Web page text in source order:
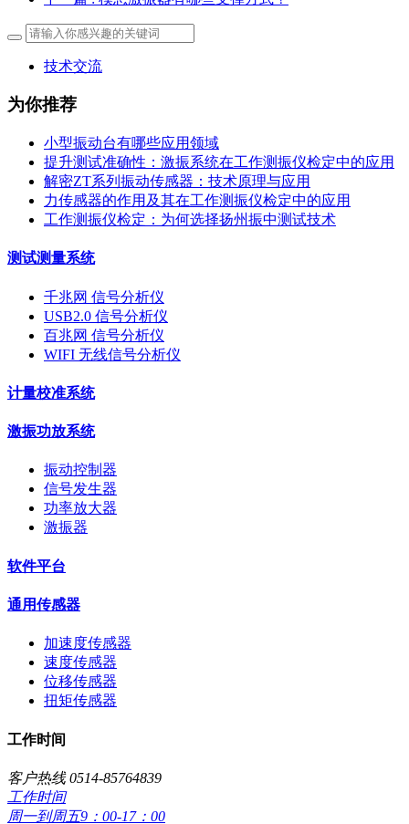
技术交流
为你推荐
小型振动台有哪些应用领域
提升测试准确性：激振系统在工作测振仪检定中的应用
解密ZT系列振动传感器：技术原理与应用
力传感器的作用及其在工作测振仪检定中的应用
工作测振仪检定：为何选择扬州振中测试技术
测试测量系统
千兆网 信号分析仪
USB2.0 信号分析仪
百兆网 信号分析仪
WIFI 无线信号分析仪
计量校准系统
激振功放系统
振动控制器
信号发生器
功率放大器
激振器
软件平台
通用传感器
加速度传感器
速度传感器
位移传感器
扭矩传感器
工作时间
客户热线 0514-85764839
工作时间
周一到周五9：00-17：00